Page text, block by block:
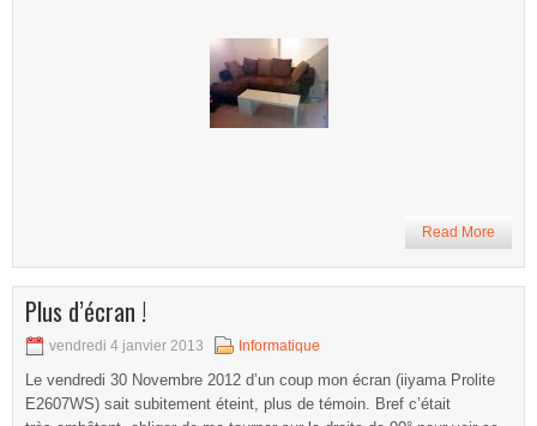
Read More
Plus d’écran !
vendredi 4 janvier 2013 Informatique
Le vendredi 30 Novembre 2012 d’un coup mon écran (iiyama Prolite
E2607WS) sait subitement éteint, plus de témoin. Bref c’était